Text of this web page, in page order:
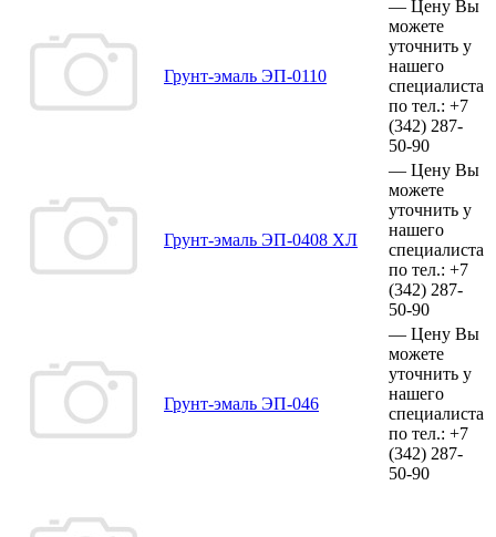
Грунт-эмаль ЭП-0110
— Цену Вы
можете
уточнить у
нашего
специалиста
по тел.: +7
(342) 287-
50-90
Грунт-эмаль ЭП-0408 ХЛ
— Цену Вы
можете
уточнить у
нашего
специалиста
по тел.: +7
(342) 287-
50-90
Грунт-эмаль ЭП-046
— Цену Вы
можете
уточнить у
нашего
специалиста
по тел.: +7
(342) 287-
50-90